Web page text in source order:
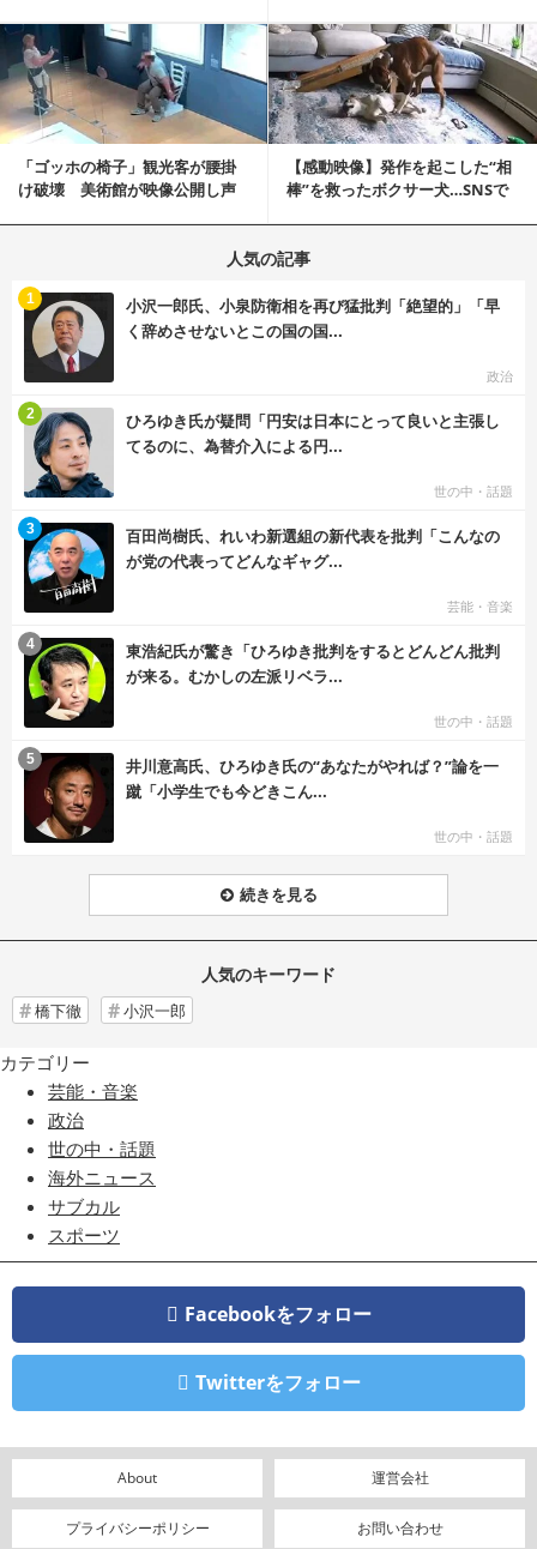
「ゴッホの椅子」観光客が腰掛
け破壊 美術館が映像公開し声
【感動映像】発作を起こした“相
棒”を救ったボクサー犬…SNSで
記事を読む
人気の記事
小沢一郎氏、小泉防衛相を再び猛批判「絶望的」「早
く辞めさせないとこの国の国...
政治
1
ひろゆき氏が疑問「円安は日本にとって良いと主張し
てるのに、為替介入による円...
世の中・話題
2
百田尚樹氏、れいわ新選組の新代表を批判「こんなの
が党の代表ってどんなギャグ...
芸能・音楽
3
東浩紀氏が驚き「ひろゆき批判をするとどんどん批判
が来る。むかしの左派リベラ...
世の中・話題
4
井川意高氏、ひろゆき氏の“あなたがやれば？”論を一
蹴「小学生でも今どきこん...
世の中・話題
5
続きを見る
人気のキーワード
橋下徹 小沢一郎
カテゴリー
芸能・音楽
政治
世の中・話題
海外ニュース
サブカル
スポーツ
Facebookをフォロー
Twitterをフォロー
About 運営会社
プライバシーポリシー お問い合わせ